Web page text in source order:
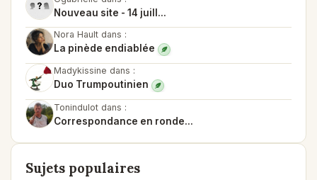
Nouveau site - 14 juill...
Nora Hault dans :
La pinède endiablée
Madykissine dans :
Duo Trumpoutinien
Tonindulot dans :
Correspondance en ronde...
Sujets populaires